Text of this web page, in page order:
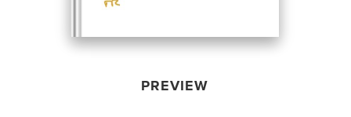
PREVIEW